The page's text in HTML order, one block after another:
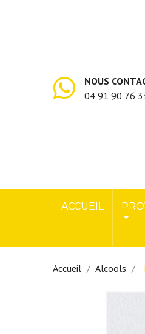
NOUS
04 91 90 76
ACCUEIL
Accueil Alcools